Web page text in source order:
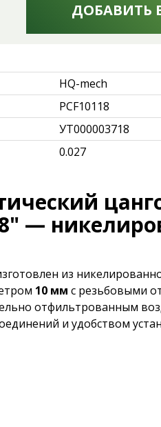
ДОБАВИТЬ
HQ-mech
PCF10118
УТ000003718
0.027
—
из
10 мм с резьбовыми
отфильтрованным
и удобством